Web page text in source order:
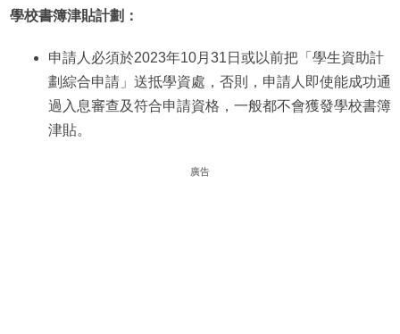
學校書簿津貼計劃：
申請人必須於2023年10月31日或以前把「學生資助計
劃綜合申請」送抵學資處，否則，申請人即使能成功通
過入息審查及符合申請資格，一般都不會獲發學校書簿
津貼。
廣告